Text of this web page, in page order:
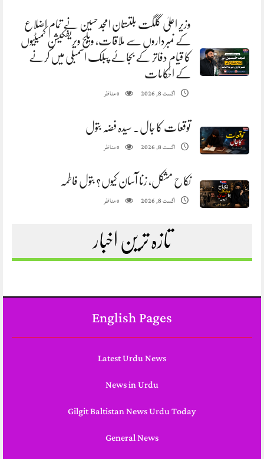
وزیر اعلیٰ گلگت بلتستان امجد حسین نے تمام اضلاع
کے نمبرداروں سے ملاقات، ویلج ویریفکیشن کمیٹیوں
کا قیام دفاتر کے بجائے پبلک اسمبلی میں کرنے
کے احکامات
اگست 8, 2026 0مناظر
توقعات کا جال. سیدہ فضہ بتول
اگست 8, 2026 0مناظر
نکاح مشکل، زنا آسان کیوں؟ بتول فاطمہ
اگست 8, 2026 0مناظر
تازہ ترین اخبار
English Pages
Latest Urdu News
News in Urdu
Gilgit Baltistan News Urdu Today
General News